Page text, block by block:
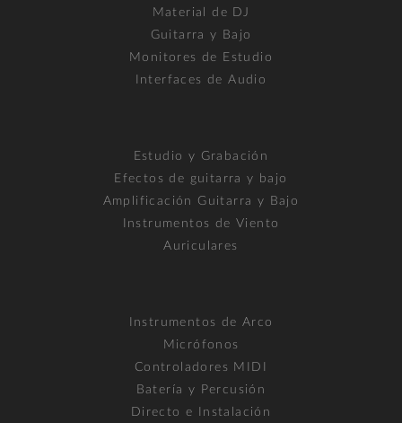
Material de DJ
Guitarra y Bajo
Monitores de Estudio
Interfaces de Audio
Estudio y Grabación
Efectos de guitarra y bajo
Amplificación Guitarra y Bajo
Instrumentos de Viento
Auriculares
Instrumentos de Arco
Micrófonos
Controladores MIDI
Batería y Percusión
Directo e Instalación